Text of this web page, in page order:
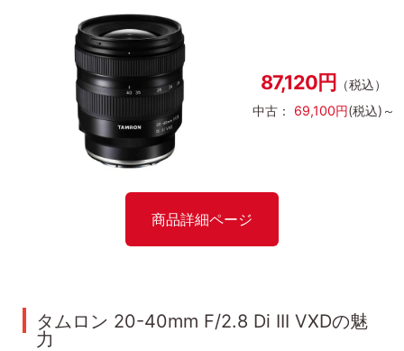
87,120円
（税込）
中古： 69,100円(税込)～
商品詳細ページ
タムロン 20-40mm F/2.8 Di III VXDの魅
力